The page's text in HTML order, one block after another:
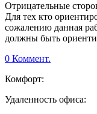
Отрицательные
Для тех кто
сожалению данная
должны быть
0 Коммент.
Комфорт:
Удаленность офиса: